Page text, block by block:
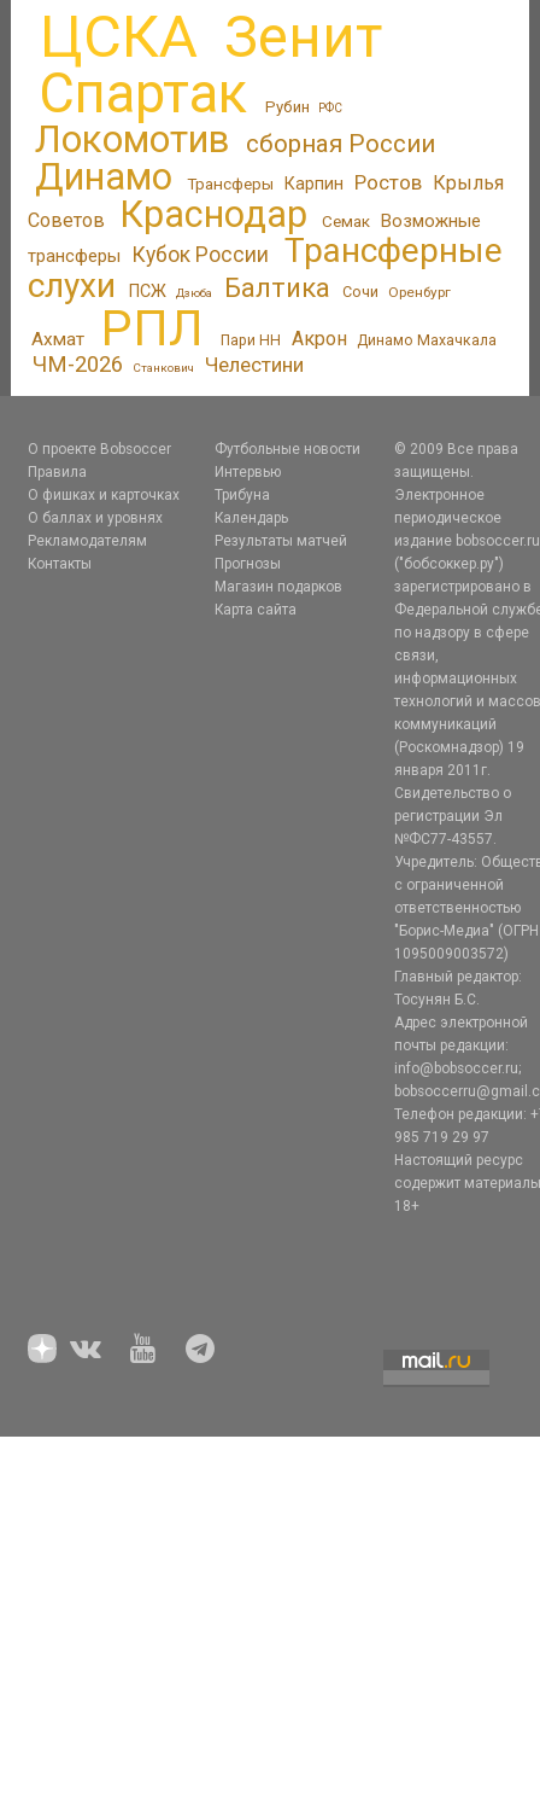
ЦСКА Зенит
Спартак Рубин РФС
Локомотив сборная России
Динамо Трансферы Карпин Ростов Крылья
Советов
Краснодар Семак Возможные
трансферы
Кубок России
Трансферные
слухи
ПСЖ Дзюба Балтика Сочи Оренбург
Ахмат РПЛ Пари НН Акрон Динамо Махачкала
ЧМ-2026 Станкович Челестини
О проекте Bobsoccer
Правила
О фишках и карточках
О баллах и уровнях
Рекламодателям
Контакты
Футбольные новости
Интервью
Трибуна
Календарь
Результаты матчей
Прогнозы
Магазин подарков
Карта сайта
© 2009 Все права
защищены.
Электронное
периодическое
издание bobsoccer.ru
("бобсоккер.ру")
зарегистрировано в
Федеральной
по надзору в сфере
связи,
информационных
технологий и
коммуникаций
(Роскомнадзор) 19
января 2011г.
Свидетельство о
регистрации Эл
№ФС77-43557.
Учредитель:
с ограниченной
ответственностью
"Борис-Медиа" (ОГРН
1095009003572)
Главный редактор:
Тосунян Б.С.
Адрес электронной
почты редакции:
info@bobsoccer.ru;
Телефон редакции:
985 719 29 97
Настоящий ресурс
содержит
18+